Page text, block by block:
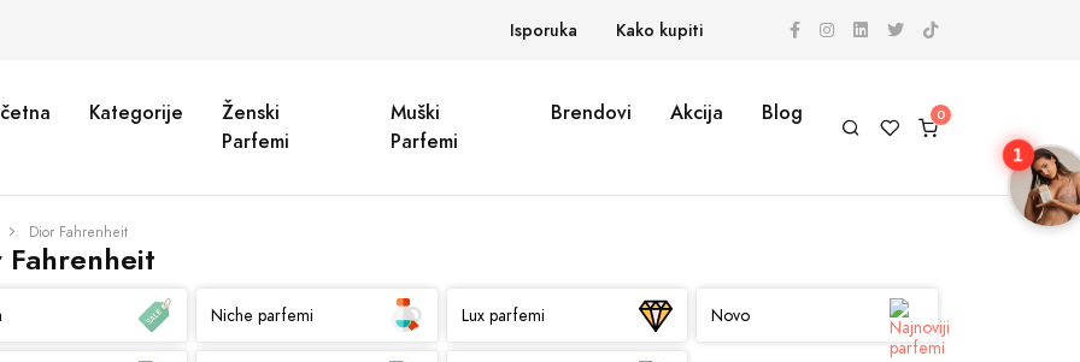
Isporuka Kako kupiti
Kategorije
Ženski
Parfemi
Muški
Parfemi
Brendovi Akcija Blog
Dior Fahrenheit
Fahrenheit
Niche parfemi Lux parfemi Novo
1